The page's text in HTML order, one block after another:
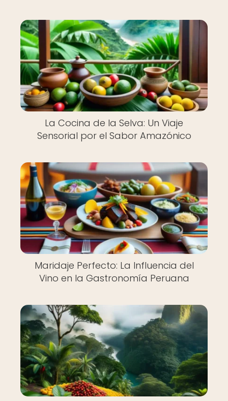
La Cocina de la Selva: Un Viaje
Sensorial por el Sabor Amazónico
Maridaje Perfecto: La Influencia del
Vino en la Gastronomía Peruana